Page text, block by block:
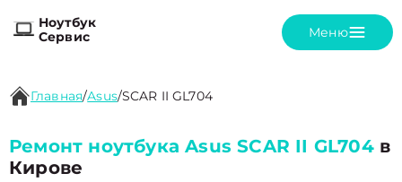
Ноутбук
Сервис
Меню
Главная/Asus/SCAR II GL704
Ремонт ноутбука Asus SCAR II GL704в
Кирове